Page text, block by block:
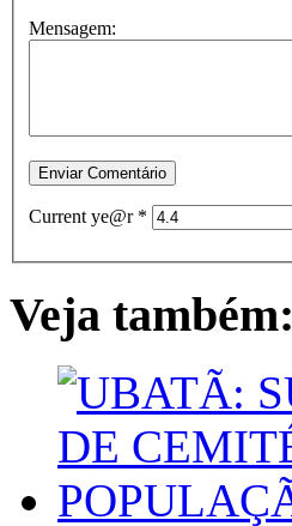
Mensagem:
Current ye@r *
Veja também: